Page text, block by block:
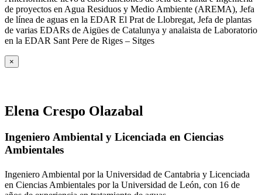
de proyectos en Agua Residuos y Medio Ambiente (AREMA), Jefa
de línea de aguas en la EDAR El Prat de Llobregat, Jefa de plantas
de varias EDARs de Aigües de Catalunya y analaista de Laboratorio
en la EDAR Sant Pere de Riges – Sitges
×
Elena Crespo Olazabal
Ingeniero Ambiental y Licenciada en Ciencias
Ambientales
Ingeniero Ambiental por la Universidad de Cantabria y Licenciada
en Ciencias Ambientales por la Universidad de León, con 16 de